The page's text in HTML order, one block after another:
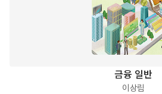
금융 일반
이상림